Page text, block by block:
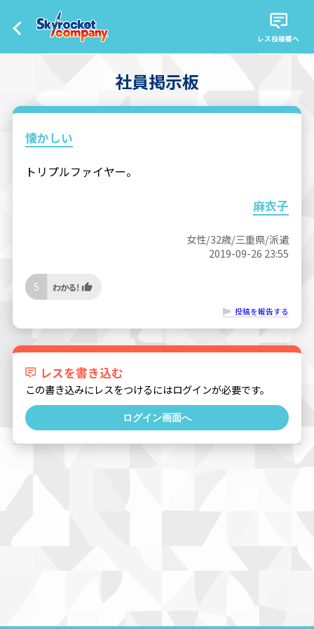
レス投稿欄へ
社員掲示板
懐かしい
トリプルファイヤー。
麻衣子
女性/32歳/三重県/派遣
2019-09-26 23:55
5
投稿を報告する
レスを書き込む
この書き込みにレスをつけるにはログインが必要です。
ログイン画面へ